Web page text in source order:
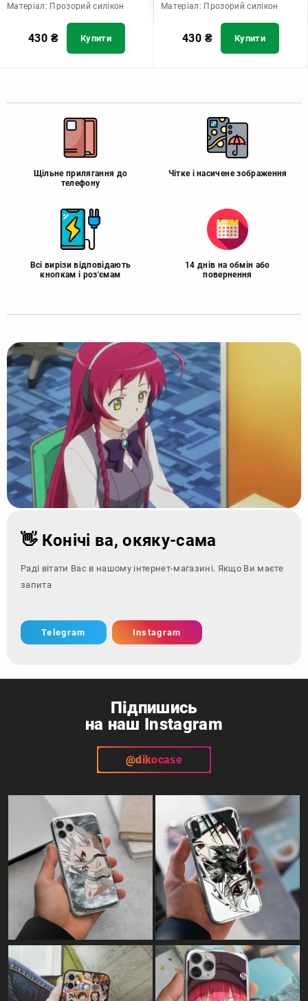
Матеріал: Прозорий силікон
430 ₴ Купити
Матеріал: Прозорий силікон
430 ₴ Купити
Щільне прилягання до
телефону
Чітке і насичене зображення
Всі вирізи відповідають
кнопкам і роз'ємам
14 днів на обмін або
повернення
👋 Конічі ва, окяку-сама
Раді вітати Вас в нашому інтернет-магазині. Якщо Ви маєте
запитання - зверн
Telegram Instagram
Підпишись
на наш Instagram
@dikocase